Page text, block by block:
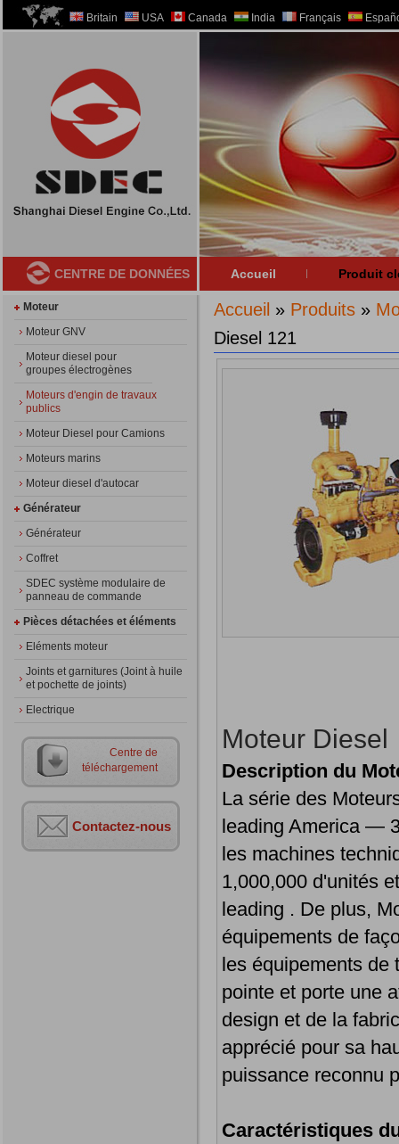
Britain USA Canada India Français
CENTRE DE DONNÉES Accueil Produit
Moteur
Moteur GNV
Moteur diesel pour
groupes électrogènes
Moteurs d'engin de travaux
publics
Moteur Diesel pour Camions
Moteurs marins
Moteur diesel d'autocar
Générateur
Générateur
Coffret
SDEC système modulaire de
panneau de commande
Pièces détachées et éléments
Eléments moteur
Joints et garnitures (Joint à huile
et pochette de joints)
Electrique
Centre de
téléchargement
Contactez-nous
Accueil » Produits»
Diesel 121
Moteur Diesel
Description du
La série des
leading America —
les machines
1,000,000 d'unités
leading . De plus,
équipements de
les équipements de
pointe et porte une
design et de la
apprécié pour sa
puissance reconnu
Caractéristiques